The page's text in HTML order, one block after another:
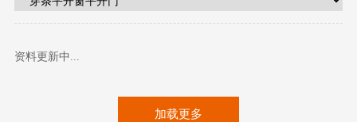
资料更新中...
加载更多